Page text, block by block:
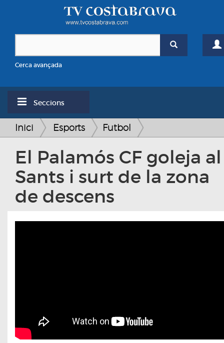
Cerca avançada
Seccions
Inici Esports Futbol
El Palamós CF goleja al
Sants i surt de la zona
de descens